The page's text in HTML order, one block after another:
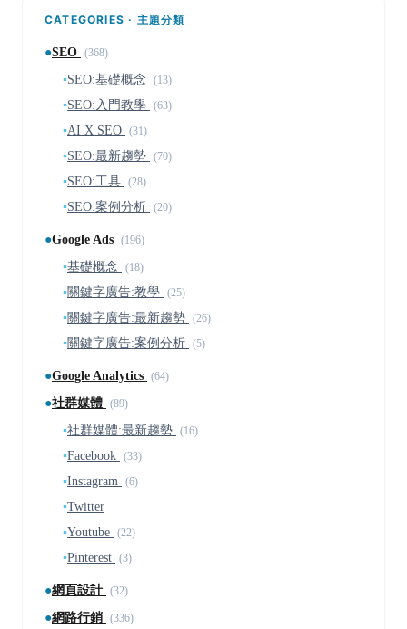
CATEGORIES · 主題分類
●SEO (368)
▪SEO:基礎概念 (13)
▪SEO:入門教學 (63)
▪AI X SEO (31)
▪SEO:最新趨勢 (70)
▪SEO:工具 (28)
▪SEO:案例分析 (20)
●Google Ads (196)
▪基礎概念 (18)
▪關鍵字廣告:教學 (25)
▪關鍵字廣告:最新趨勢 (26)
▪關鍵字廣告:案例分析 (5)
●Google Analytics (64)
●社群媒體 (89)
▪社群媒體:最新趨勢 (16)
▪Facebook (33)
▪Instagram (6)
▪Twitter
▪Youtube (22)
▪Pinterest (3)
●網頁設計 (32)
●網路行銷 (336)